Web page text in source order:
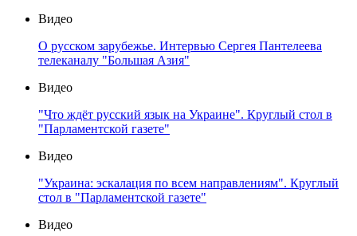
Видео
О русском зарубежье. Интервью Сергея Пантелеева
телеканалу "Большая Азия"
Видео
"Что ждёт русский язык на Украине". Круглый стол в
"Парламентской газете"
Видео
"Украина: эскалация по всем направлениям". Круглый
стол в "Парламентской газете"
Видео